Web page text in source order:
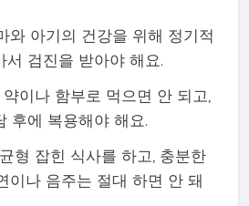
와 아기의 건강을 위해 정기적
서 검진을 받아야 해요.
이나 함부로 먹으면 안 되고,
후에 복용해야 해요.
형 잡힌 식사를 하고, 충분한
이나 음주는 절대 하면 안 돼